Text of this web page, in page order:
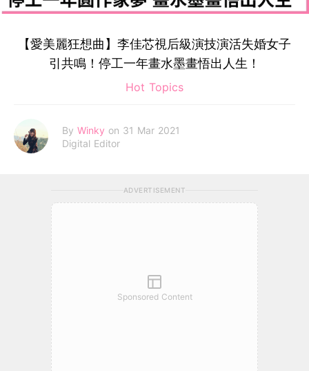
【愛美麗狂想曲】李佳芯視后級演技演活失婚女子
引共鳴！停工一年畫水墨畫悟出人生！
Hot Topics
By Winky on 31 Mar 2021
Digital Editor
ADVERTISEMENT
Sponsored Content